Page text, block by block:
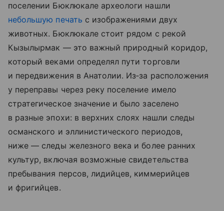
поселении Бюклюкале археологи нашли
небольшую печать с изображениями двух
животных. Бюклюкале стоит рядом с рекой
Кызылырмак — это важный природный коридор,
который веками определял пути торговли
и передвижения в Анатолии. Из‑за расположения
у переправы через реку поселение имело
стратегическое значение и было заселено
в разные эпохи: в верхних слоях нашли следы
османского и эллинистического периодов,
ниже — следы железного века и более ранних
культур, включая возможные свидетельства
пребывания персов, лидийцев, киммерийцев
и фригийцев.